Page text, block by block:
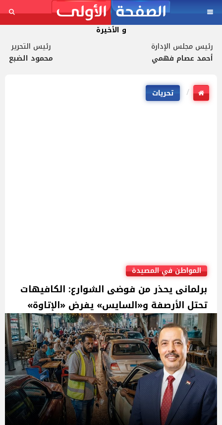
و الأخيرة
رئيس مجلس الإدارة
أحمد عصام فهمي
رئيس التحرير
محمود الضبع
تحريات
المواطن في المصيدة
برلمانى يحذر من فوضى الشوارع: الكافيهات
تحتل الأرصفة و«السايس» يفرض «الإتاوة»